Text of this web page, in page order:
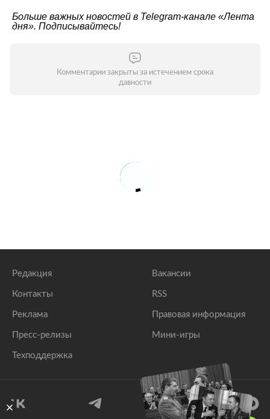
Больше важных новостей в Telegram-канале «Лента
дня». Подписывайтесь!
Комментарии закрыты за истечением срока
давности
Редакция
Контакты
Реклама
Пресс-релизы
Техподдержка
Вакансии
RSS
Правовая информация
Мини-игры